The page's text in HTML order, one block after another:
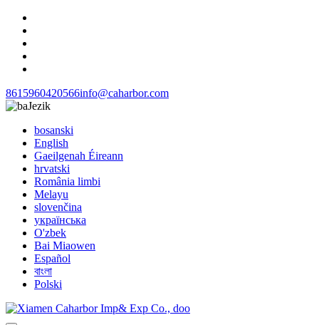
8615960420566info@caharbor.com
Jezik
bosanski
English
Gaeilgenah Éireann
hrvatski
România limbi
Melayu
slovenčina
українська
O'zbek
Bai Miaowen
Español
বাংলা
Polski